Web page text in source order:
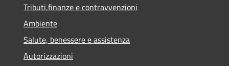
Tributi,finanze e contravvenzioni
Ambiente
Salute, benessere e assistenza
Autorizzazioni